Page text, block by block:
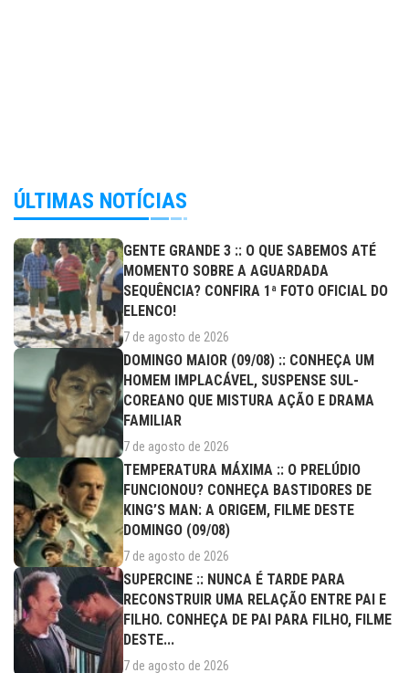
ÚLTIMAS NOTÍCIAS
GENTE GRANDE 3 :: O QUE SABEMOS ATÉ
MOMENTO SOBRE A AGUARDADA
SEQUÊNCIA? CONFIRA 1ª FOTO OFICIAL DO
ELENCO!
7 de agosto de 2026
DOMINGO MAIOR (09/08) :: CONHEÇA UM
HOMEM IMPLACÁVEL, SUSPENSE SUL-
COREANO QUE MISTURA AÇÃO E DRAMA
FAMILIAR
7 de agosto de 2026
TEMPERATURA MÁXIMA :: O PRELÚDIO
FUNCIONOU? CONHEÇA BASTIDORES DE
KING’S MAN: A ORIGEM, FILME DESTE
DOMINGO (09/08)
7 de agosto de 2026
SUPERCINE :: NUNCA É TARDE PARA
RECONSTRUIR UMA RELAÇÃO ENTRE PAI E
FILHO. CONHEÇA DE PAI PARA FILHO, FILME
DESTE...
7 de agosto de 2026